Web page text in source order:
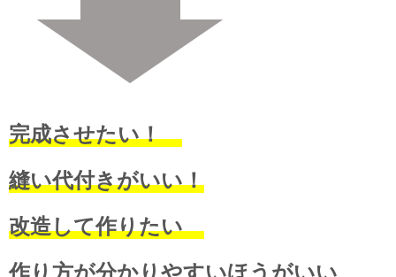
完成させたい！
縫い代付きがいい！
改造して作りたい